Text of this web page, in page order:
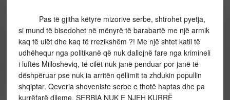
Pas të gjitha këtyre mizorive serbe, shtrohet pyetja,
si mund të bisedohet në mënyrë të barabartë me një armik
kaq të ulët dhe kaq të rrezikshëm ?! Me një shtet katil të
udhëhequr nga politikanë që nuk dallojnë fare nga krimineli
i luftës Millosheviq, të cilët nuk janë penduar por janë të
dëshpëruar pse nuk ia arritën qëllimit ta zhdukin popullin
shqiptar. Qeveria shoveniste serbe e thotë haptas dhe pa
kurrëfarë dileme. SERBIA NUK E NJEH KURRË